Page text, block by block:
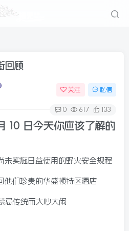
回顾
关注 私信
0 617 133
10 日今天你应该了解的
未实施日益使用的野火安全规程
他们珍贵的华盛顿特区酒店
传统而大吵大闹